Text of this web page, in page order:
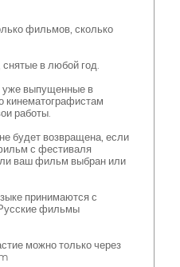
фильмов, сколько
в любой год.
выпущенные в
кинематографистам
работы.
будет возвращена, если
с фестиваля
ли ваш фильм выбран или
принимаются с
фильмы
можно только через